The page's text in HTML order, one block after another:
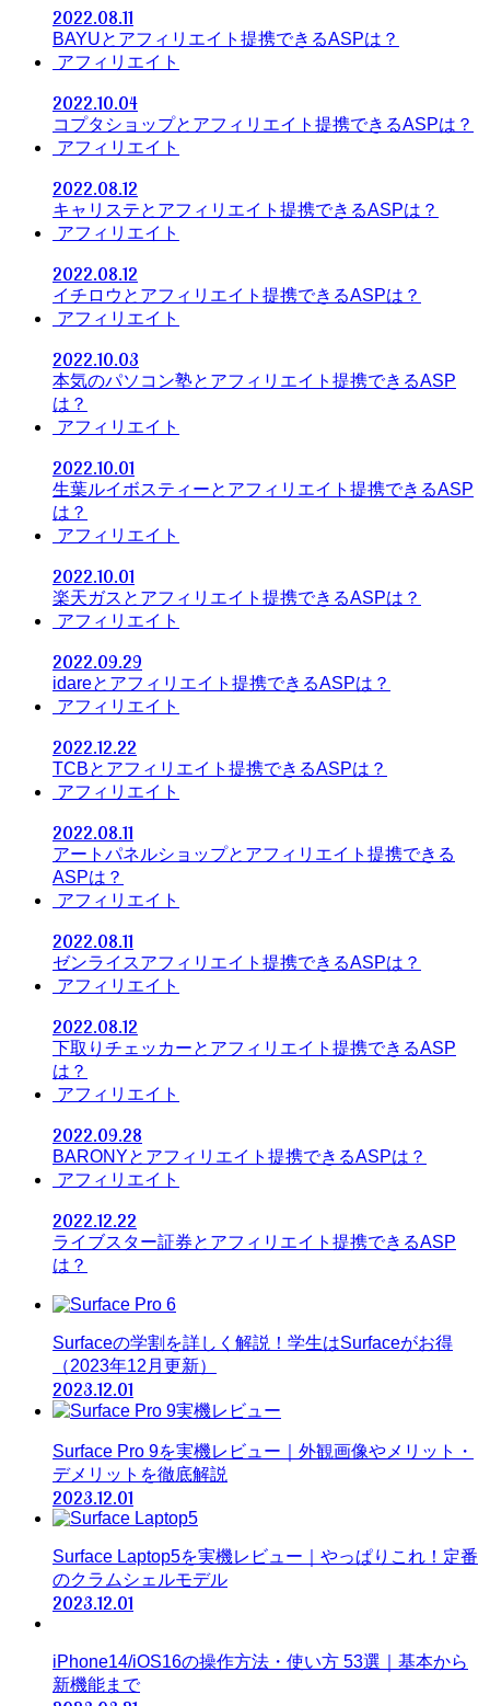
2022.08.11
BAYUとアフィリエイト提携できるASPは？
アフィリエイト
2022.10.04
コプタショップとアフィリエイト提携できるASPは？
アフィリエイト
2022.08.12
キャリステとアフィリエイト提携できるASPは？
アフィリエイト
2022.08.12
イチロウとアフィリエイト提携できるASPは？
アフィリエイト
2022.10.03
本気のパソコン塾とアフィリエイト提携できるASP
は？
アフィリエイト
2022.10.01
生葉ルイボスティーとアフィリエイト提携できるASP
は？
アフィリエイト
2022.10.01
楽天ガスとアフィリエイト提携できるASPは？
アフィリエイト
2022.09.29
idareとアフィリエイト提携できるASPは？
アフィリエイト
2022.12.22
TCBとアフィリエイト提携できるASPは？
アフィリエイト
2022.08.11
アートパネルショップとアフィリエイト提携できる
ASPは？
アフィリエイト
2022.08.11
ゼンライスアフィリエイト提携できるASPは？
アフィリエイト
2022.08.12
下取りチェッカーとアフィリエイト提携できるASP
は？
アフィリエイト
2022.09.28
BARONYとアフィリエイト提携できるASPは？
アフィリエイト
2022.12.22
ライブスター証券とアフィリエイト提携できるASP
は？
Surfaceの学割を詳しく解説！学生はSurfaceがお得
（2023年12月更新）
2023.12.01
Surface Pro 9を実機レビュー｜外観画像やメリット・
デメリットを徹底解説
2023.12.01
Surface Laptop5を実機レビュー｜やっぱりこれ！定番
のクラムシェルモデル
2023.12.01
iPhone14/iOS16の操作方法・使い方 53選｜基本から
新機能まで